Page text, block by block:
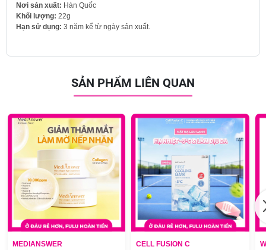
Nơi sản xuất: Hàn Quốc
Khối lượng: 22g
Hạn sử dụng: 3 năm kể từ ngày sản xuất.
SẢN PHẨM LIÊN QUAN
MEDIANSWER
CELL FUSION C